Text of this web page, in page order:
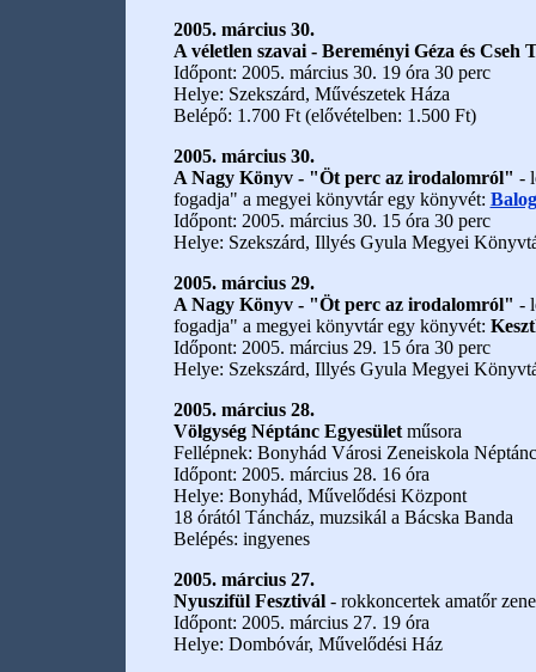
2005. március 30.
A véletlen szavai - Bereményi Géza és Cseh
Időpont: 2005. március 30. 19 óra 30 perc
Helye: Szekszárd, Művészetek Háza
Belépő: 1.700 Ft (elővételben: 1.500 Ft)
2005. március 30.
A Nagy Könyv - "Öt perc az irodalomról" -
fogadja" a megyei könyvtár egy könyvét:
Időpont: 2005. március 30. 15 óra 30 perc
Helye: Szekszárd, Illyés Gyula Megyei
2005. március 29.
A Nagy Könyv - "Öt perc az irodalomról" -
fogadja" a megyei könyvtár egy könyvét:
Időpont: 2005. március 29. 15 óra 30 perc
Helye: Szekszárd, Illyés Gyula Megyei
2005. március 28.
Völgység Néptánc Egyesületműsora
Fellépnek: Bonyhád Városi Zeneiskola
Időpont: 2005. március 28. 16 óra
Helye: Bonyhád, Művelődési Központ
18 órától Táncház, muzsikál a Bácska Banda
Belépés: ingyenes
2005. március 27.
Nyuszifül Fesztivál- rokkoncertek amatőr
Időpont: 2005. március 27. 19 óra
Helye: Dombóvár, Művelődési Ház